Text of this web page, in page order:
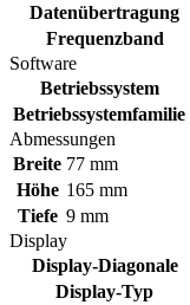
Datenübertragung
Frequenzband
Software
Betriebssystem
Betriebssystemfamilie
Abmessungen
Breite 77 mm
Höhe 165 mm
Tiefe 9 mm
Display
Display-Diagonale
Display-Typ